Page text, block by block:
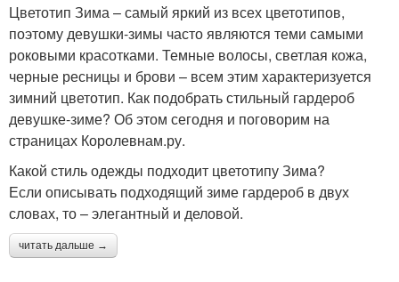
Цветотип Зима – самый яркий из всех цветотипов,
поэтому девушки-зимы часто являются теми самыми
роковыми красотками. Темные волосы, светлая кожа,
черные ресницы и брови – всем этим характеризуется
зимний цветотип. Как подобрать стильный гардероб
девушке-зиме? Об этом сегодня и поговорим на
страницах Королевнам.ру.
Какой стиль одежды подходит цветотипу Зима?
Если описывать подходящий зиме гардероб в двух
словах, то – элегантный и деловой.
читать дальше →